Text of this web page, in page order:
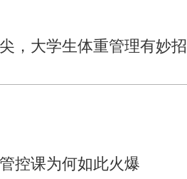
，大学生体重管理有妙招
控课为何如此火爆